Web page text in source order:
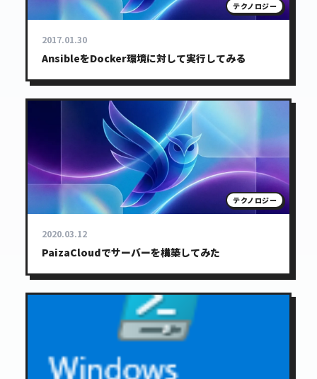
テクノロジー
2017.01.30
AnsibleをDocker環境に対して実行してみる
テクノロジー
2020.03.12
PaizaCloudでサーバーを構築してみた